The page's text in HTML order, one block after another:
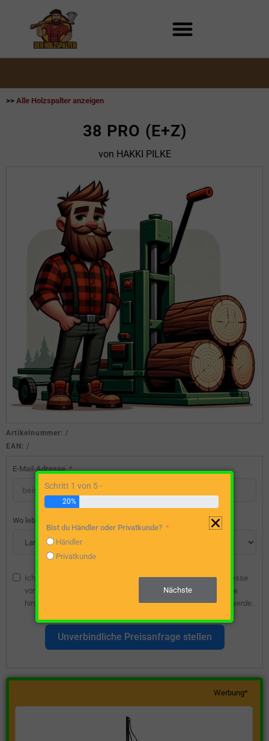
>> Alle Holzspalter anzeigen
38 PRO (E+Z)
von HAKKI PILKE
Artikelnummer: /
EAN: /
E-Mail-Adresse
Wo lebst du?
Ich bin damit einverstanden, dass die angegebene E-Mail-Adresse
vom Webseitenbetreiber gespeichert wird, damit ich über diese
hinsichtlich eines unverbindlichen Preisangebots kontaktiert werde.
Unverbindliche Preisanfrage stellen
Werbung*
Schritt 1 von 5 -
20%
Bist du Händler oder Privatkunde?
Händler
Privatkunde
Nächste